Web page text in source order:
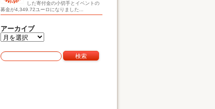
した寄付金の小切手とイベントの
募金が4,349.72ユーロになりました...
アーカイブ